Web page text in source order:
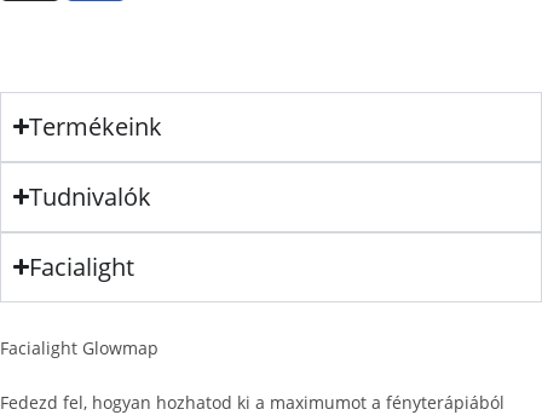
Termékeink
Tudnivalók
Facialight
Facialight Glowmap
Fedezd fel, hogyan hozhatod ki a maximumot a fényterápiából